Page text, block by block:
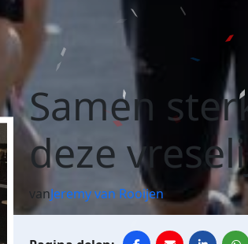
Samen
deze
vanJeremy van Rooijen